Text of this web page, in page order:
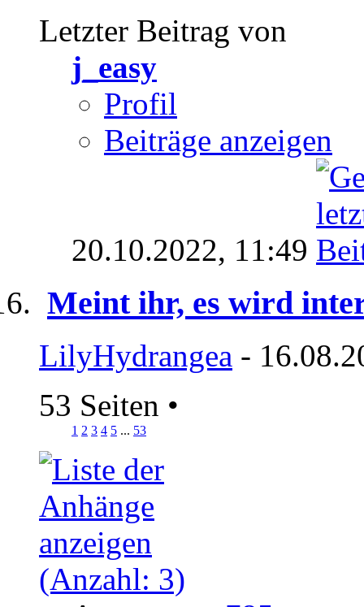
Letzter Beitrag von
j_easy
Profil
Beiträge anzeigen
20.10.2022, 11:49
Meint ihr, es wird
LilyHydrangea -
53 Seiten •
1 2 3 4 5 ... 53